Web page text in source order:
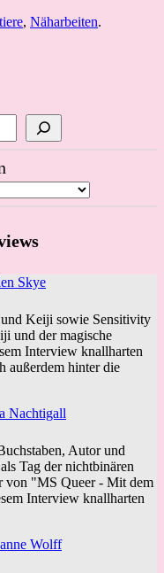
, Näharbeiten.
Skye
Keiji sowie Sensitivity
und der magische
Interview knallharten
außerdem hinter die
Nachtigall
Autor und
Tag der nichtbinären
von "MS Queer - Mit dem
Interview knallharten
Wolff